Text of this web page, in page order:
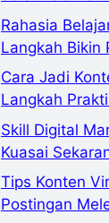
Rahasia
Langkah Bikin
Cara Jadi
Langkah
Skill Digital
Kuasai
Tips Konten
Postingan